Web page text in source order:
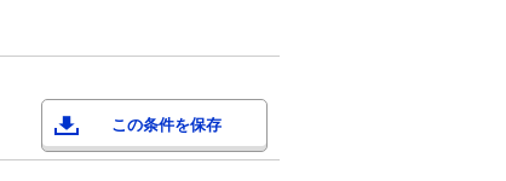
この条件を保存